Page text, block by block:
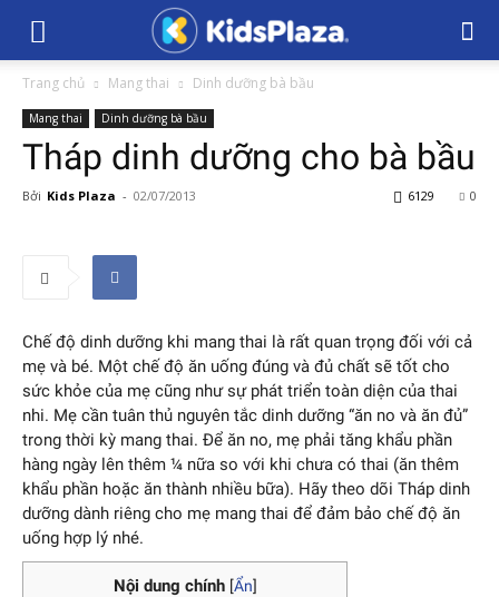
Trang chủ Mang thai Dinh dưỡng bà bầu
Mang thai Dinh dưỡng bà bầu
Tháp dinh dưỡng cho bà bầu
Bởi Kids Plaza - 02/07/2013 0
6129
Chế độ dinh dưỡng khi mang thai là rất quan trọng đối với cả
mẹ và bé. Một chế độ ăn uống đúng và đủ chất sẽ tốt cho
sức khỏe của mẹ cũng như sự phát triển toàn diện của thai
nhi. Mẹ cần tuân thủ nguyên tắc dinh dưỡng “ăn no và ăn đủ”
trong thời kỳ mang thai. Để ăn no, mẹ phải tăng khẩu phần
hàng ngày lên thêm ¼ nữa so với khi chưa có thai (ăn thêm
khẩu phần hoặc ăn thành nhiều bữa). Hãy theo dõi Tháp dinh
dưỡng dành riêng cho mẹ mang thai để đảm bảo chế độ ăn
uống hợp lý nhé.
Nội dung chính [Ẩn]